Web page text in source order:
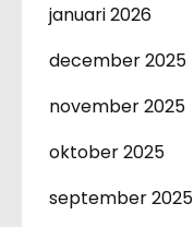
januari 2026
december 2025
november 2025
oktober 2025
september 2025